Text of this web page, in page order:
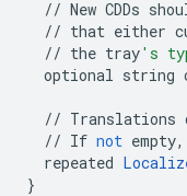
// New CDDs
// that either
// the tray's
optional string
// Translations
// If not empty,
repeated
}